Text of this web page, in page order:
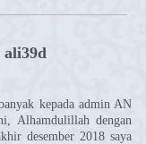
ali39d
kepada admin AN
Alhamdulillah dengan
desember 2018 saya